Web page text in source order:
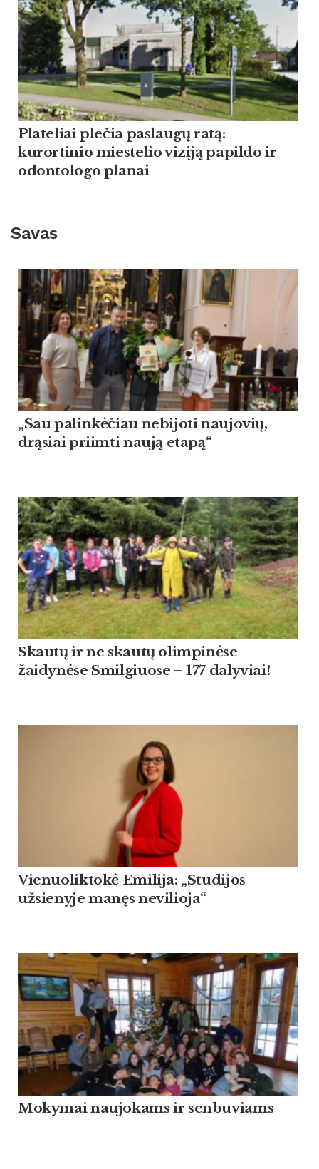
Plateliai plečia paslaugų ratą:
kurortinio miestelio viziją papildo ir
odontologo planai
Savas
„Sau palinkėčiau nebijoti naujovių,
drąsiai priimti naują etapą“
Skautų ir ne skautų olimpinėse
žaidynėse Smilgiuose – 177 dalyviai!
Vienuoliktokė Emilija: „Studijos
užsienyje manęs nevilioja“
Mokymai naujokams ir senbuviams